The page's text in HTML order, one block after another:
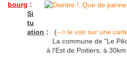
bourg :
Si
tu
ation : (--> le voir sur une
La commune de "Le
à l'Est de Poitiers, à